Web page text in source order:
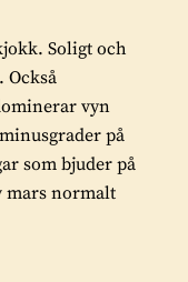
Soligt och
Också
vyn
på
som bjuder på
mars normalt